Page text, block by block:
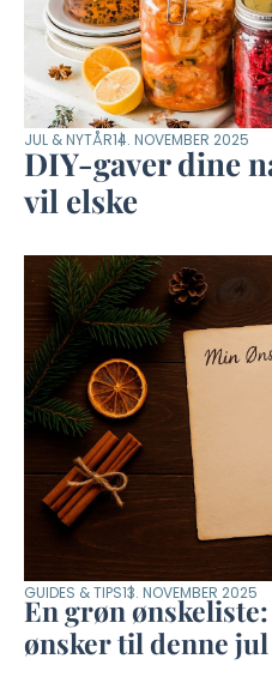
JUL & NYTÅR14. NOVEMBER 2025
DIY-gaver dine
vil elske
GUIDES & TIPS13. NOVEMBER 2025
En grøn
ønsker til denne jul